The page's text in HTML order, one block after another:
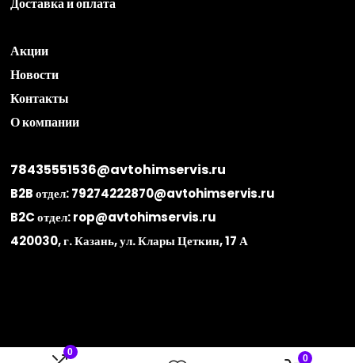
0
0
Акции
Новости
Контакты
О компании
78435551536@avtohimservis.ru
B2B отдел:79274222870@avtohimservis.ru
B2C отдел:rop@avtohimservis.ru
420030, г. Казань, ул. Клары Цеткин, 17 А